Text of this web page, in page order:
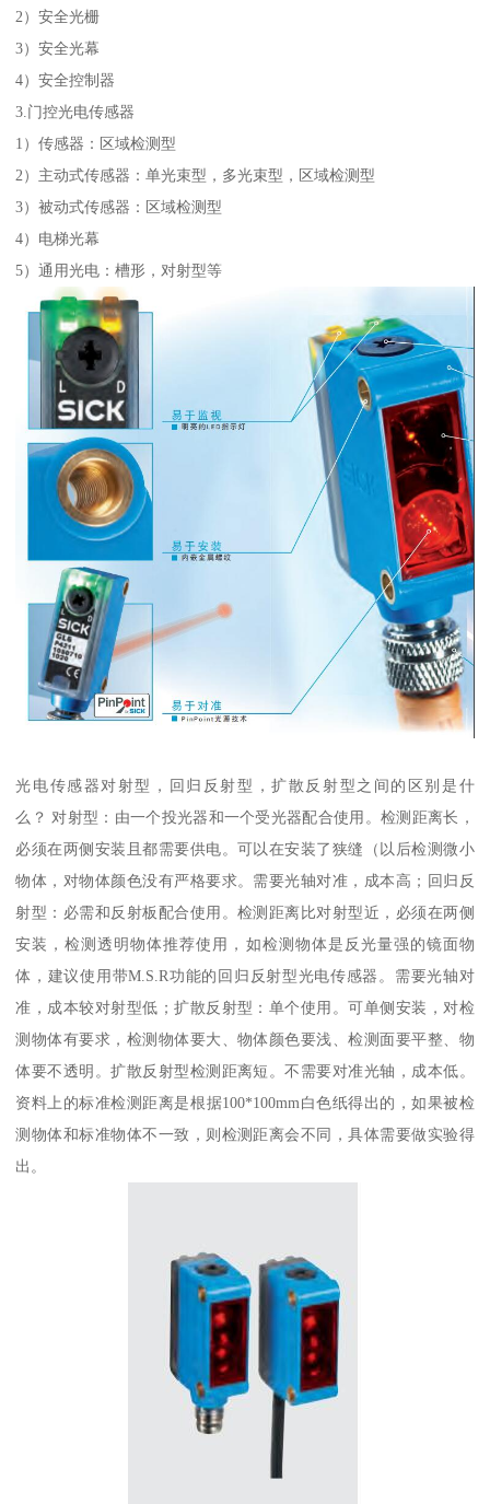
2）安全光栅
3）安全光幕
4）安全控制器
3.门控光电传感器
1）传感器：区域检测型
2）主动式传感器：单光束型，多光束型，区域检测型
3）被动式传感器：区域检测型
4）电梯光幕
5）通用光电：槽形，对射型等
光电传感器对射型，回归反射型，扩散反射型之间的区别是什
么？ 对射型：由一个投光器和一个受光器配合使用。检测距离长，
必须在两侧安装且都需要供电。可以在安装了狭缝（以后检测微小
物体，对物体颜色没有严格要求。需要光轴对准，成本高；回归反
射型：必需和反射板配合使用。检测距离比对射型近，必须在两侧
安装，检测透明物体推荐使用，如检测物体是反光量强的镜面物
体，建议使用带M.S.R功能的回归反射型光电传感器。需要光轴对
准，成本较对射型低；扩散反射型：单个使用。可单侧安装，对检
测物体有要求，检测物体要大、物体颜色要浅、检测面要平整、物
体要不透明。扩散反射型检测距离短。不需要对准光轴，成本低。
资料上的标准检测距离是根据100*100mm白色纸得出的，如果被检
测物体和标准物体不一致，则检测距离会不同，具体需要做实验得
出。